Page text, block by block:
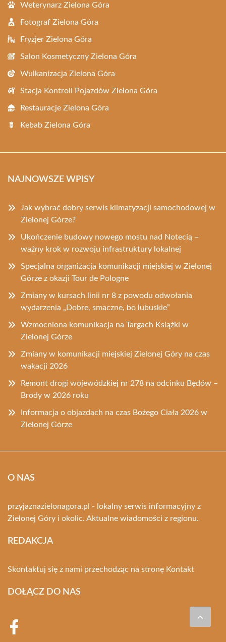
Weterynarz Zielona Góra
Fotograf Zielona Góra
Fryzjer Zielona Góra
Salon Kosmetyczny Zielona Góra
Wulkanizacja Zielona Góra
Stacja Kontroli Pojazdów Zielona Góra
Restauracje Zielona Góra
Kebab Zielona Góra
NAJNOWSZE WPISY
Jak wybrać dobry serwis klimatyzacji samochodowej w
Zielonej Górze?
Ukończenie budowy nowego mostu nad Notecią –
ważny krok w rozwoju infrastruktury lokalnej
Specjalna organizacja komunikacji miejskiej w Zielonej
Górze z okazji Tour de Pologne
Zmiany w kursach linii nr 8 z powodu odwołania
wydarzenia „Dobre, smaczne, bo lubuskie”
Wzmocniona komunikacja na Targach Książki w
Zielonej Górze
Zmiany w komunikacji miejskiej Zielonej Góry na czas
wakacji 2026
Remont drogi wojewódzkiej nr 278 na odcinku Będów –
Brody w 2026 roku
Informacja o objazdach na czas Bożego Ciała 2026 w
Zielonej Górze
O NAS
przyjaznazielonagora.pl - lokalny serwis informacyjny z
Zielonej Góry i okolic. Aktualne wiadomości z regionu.
REDAKCJA
Skontaktuj się z nami przechodząc na stronę Kontakt
DOŁĄCZ DO NAS